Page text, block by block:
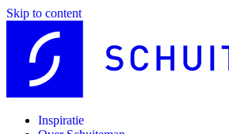
Skip to content
Inspiratie